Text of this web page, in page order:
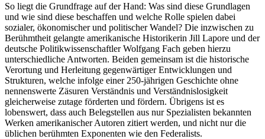
So liegt die Grundfrage auf der Hand: Was sind diese Grundlagen
und wie sind diese beschaffen und welche Rolle spielen dabei
sozialer, ökonomischer und politischer Wandel? Die inzwischen zu
Berühmtheit gelangte amerikanische Historikerin Jill Lapore und der
deutsche Politikwissenschaftler Wolfgang Fach geben hierzu
unterschiedliche Antworten. Beiden gemeinsam ist die historische
Verortung und Herleitung gegenwärtiger Entwicklungen und
Strukturen, welche infolge einer 250-jährigen Geschichte ohne
nennenswerte Zäsuren Verständnis und Verständnislosigkeit
gleicherweise zutage förderten und fördern. Übrigens ist es
lobenswert, dass auch Belegstellen aus nur Spezialisten bekannten
Werken amerikanischer Autoren zitiert werden, und nicht nur die
üblichen berühmten Exponenten wie den Federalists.